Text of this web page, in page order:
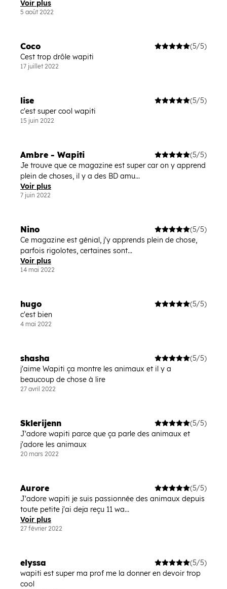
Voir plus
5 août 2022
Coco
(5/5)
Cest trop drôle wapiti
17 juillet 2022
lise
(5/5)
c'est super cool wapiti
15 juin 2022
Ambre - Wapiti
(5/5)
Je trouve que ce magazine est super car on y apprend
plein de choses, il y a des BD amu...
Voir plus
7 juin 2022
Nino
(5/5)
Ce magazine est génial, j'y apprends plein de chose,
parfois rigolotes, certaines sont...
Voir plus
14 mai 2022
hugo
(5/5)
c'est bien
4 mai 2022
shasha
(5/5)
j'aime Wapiti ça montre les animaux et il y a
beaucoup de chose à lire
27 avril 2022
Sklerijenn
(5/5)
J'adore wapiti parce que ça parle des animaux et
j'adore les animaux
20 mars 2022
Aurore
(5/5)
J'adore wapiti je suis passionnée des animaux depuis
toute petite j'ai deja reçu 11 wa...
Voir plus
27 février 2022
elyssa
(5/5)
wapiti est super ma prof me la donner en devoir trop
cool